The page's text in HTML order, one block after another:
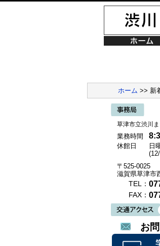
ホーム >> 新
草津市立渋川
業務時間
休館日
日
〒525-0025
滋賀県草津市
TEL：
FAX：
お